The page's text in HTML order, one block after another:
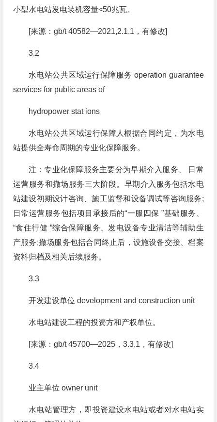
小型水电站发电装机容量<50兆瓦。
[来源：gb/t 40582—2021,2.1.1，有修改]
3.2
水电站公共区域运行保障服务 operation guarantee
services for public areas of
hydropower stat ions
水电站公共区域运行保障人根据合同约定，为水电
站提供全寿命周期的专业化保障服务。
注：专业化保障服务主要分为早期介入服务、 日常
运营服务和撤场服务三大阶段。早期介入服务包括水电
站建设初期设计咨询、施工监督和设备调试等咨询服务;
日常运营服务包括项目承接后的“一服四保 ”基础服务、
“食住行健 ”综合保障服务、发电设备专业清洁等辅助生
产服务;撤场服务包括合同终止后，设施设备交接、档案
资料归档及相关后续服务。
3.3
开发建设单位 development and construction unit
水电站建设工程的投资方和产权单位。
[来源：gb/t 45700—2025，3.3.1，有修改]
3.4
业主单位 owner unit
水电站管理方，即投资建设水电站或者对水电站实